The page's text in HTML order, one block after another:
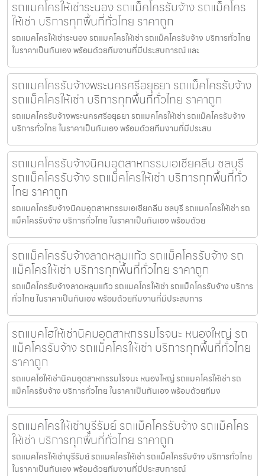
รถแมคโครให้เช่าระนอง รถแม็คโครรับจ้าง รถแม็คโคร
ให้เช่า บริการทุกพื้นที่ทั่วไทย ราคาถูก
รถแมคโครให้เช่าระนอง รถแมคโครให้เช่า รถแม็คโครรับจ้าง บริการทั่วไทย
ในราคาเป็นกันเอง พร้อมด้วยทีมงานที่มีประสบการณ์ และ
รถแมคโครรับจ้างพระนครศรีอยุธยา รถแม็คโครรับจ้าง
รถแม็คโครให้เช่า บริการทุกพื้นที่ทั่วไทย ราคาถูก
รถแมคโครรับจ้างพระนครศรีอยุธยา รถแมคโครให้เช่า รถแม็คโครรับจ้าง
บริการทั่วไทย ในราคาเป็นกันเอง พร้อมด้วยทีมงานที่มีประสบ
รถแมคโครรับจ้างนิคมอุตสาหกรรมเอเชียคลีน ชลบุรี
รถแม็คโครรับจ้าง รถแม็คโครให้เช่า บริการทุกพื้นที่ทั่ว
ไทย ราคาถูก
รถแมคโครรับจ้างนิคมอุตสาหกรรมเอเชียคลีน ชลบุรี รถแมคโครให้เช่า รถ
แม็คโครรับจ้าง บริการทั่วไทย ในราคาเป็นกันเอง พร้อมด้วย
รถแม็คโครรับจ้างลาดหลุมแก้ว รถแม็คโครรับจ้าง รถ
แม็คโครให้เช่า บริการทุกพื้นที่ทั่วไทย ราคาถูก
รถแม็คโครรับจ้างลาดหลุมแก้ว รถแมคโครให้เช่า รถแม็คโครรับจ้าง บริการ
ทั่วไทย ในราคาเป็นกันเอง พร้อมด้วยทีมงานที่มีประสบการ
รถแบคโฮให้เช่านิคมอุตสาหกรรมโรจนะ หนองใหญ่ รถ
แม็คโครรับจ้าง รถแม็คโครให้เช่า บริการทุกพื้นที่ทั่วไทย
ราคาถูก
รถแบคโฮให้เช่านิคมอุตสาหกรรมโรจนะ หนองใหญ่ รถแมคโครให้เช่า รถ
แม็คโครรับจ้าง บริการทั่วไทย ในราคาเป็นกันเอง พร้อมด้วยทีมง
รถแมคโครให้เช่าบุรีรัมย์ รถแม็คโครรับจ้าง รถแม็คโคร
ให้เช่า บริการทุกพื้นที่ทั่วไทย ราคาถูก
รถแมคโครให้เช่าบุรีรัมย์ รถแมคโครให้เช่า รถแม็คโครรับจ้าง บริการทั่วไทย
ในราคาเป็นกันเอง พร้อมด้วยทีมงานที่มีประสบการณ์